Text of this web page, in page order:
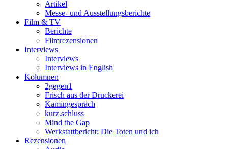
Artikel
Messe- und Ausstellungsberichte
Film & TV
Berichte
Filmrezensionen
Interviews
Interviews
Interviews in English
Kolumnen
2gegen1
Frisch aus der Druckerei
Kamingespräch
kurz.schluss
Mind the Gap
Werkstattbericht: Die Toten und ich
Rezensionen